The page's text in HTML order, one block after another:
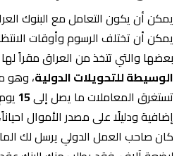
يمكن أن يكون التعامل مع البنوك
يمكن أن تختلف الرسوم وأوقات
بعضها والتي تتخذ من العراق مقراً
الوسيطة للتحويلات الدولية، وهو
تستغرق المعاملات ما يصل إلى15
إضافية ودليلًا على مصدر الأموال
كان صاحب العمل الدولي يرسل لك